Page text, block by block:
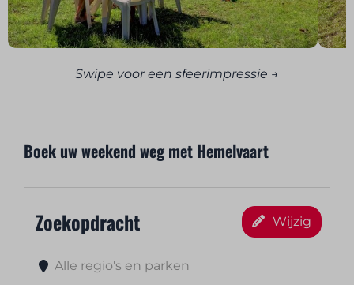
Swipe voor een sfeerimpressie →
Boek uw weekend weg met Hemelvaart
Zoekopdracht Wijzig
Alle regio's en parken